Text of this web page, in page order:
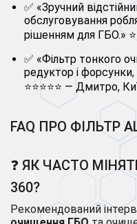
✅ «Зручний
обслуговування
рішенням для ГБО.»
✅ «Фільтр тонкого
редуктор і
⭐⭐⭐⭐⭐ — Дмитро,
FAQ ПРО ФІЛЬТР
❓ ЯК ЧАСТО
360?
Рекомендований